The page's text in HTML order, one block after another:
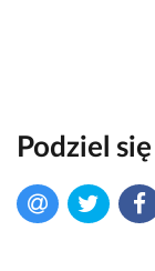
Podziel się